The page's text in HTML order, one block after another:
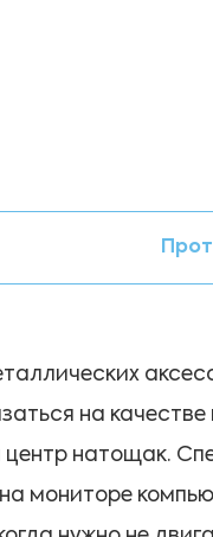
на
центр натощак.
мониторе